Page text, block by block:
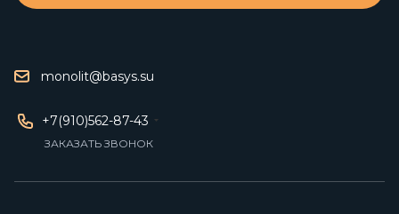
monolit@basys.su
+7(910)562-87-43
ЗАКАЗАТЬ ЗВОНОК